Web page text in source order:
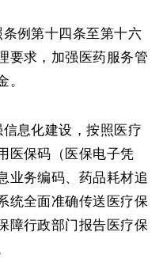
例第十四条至第十六
要求，加强医药服务管
。
息化建设，按照医疗
医保码（医保电子凭
业务编码、药品耗材追
统全面准确传送医疗保
障行政部门报告医疗保